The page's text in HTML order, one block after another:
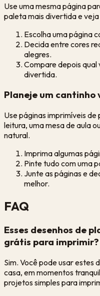
Use uma mesma página
paleta mais divertida e
Escolha uma página
Decida entre cores
alegres.
Compare depois qual
divertida.
Planeje um cantinho
Use páginas imprimíveis
leitura, uma mesa de aula
natural.
Imprima algumas
Pinte tudo com uma
Junte as páginas e
melhor.
FAQ
Esses desenhos de
grátis para imprimir?
Sim. Você pode usar estes
casa, em momentos
projetos simples para